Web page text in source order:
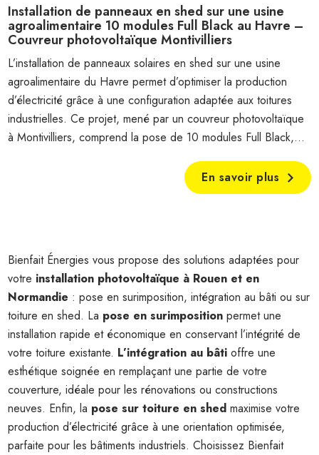
Installation de panneaux en shed sur une usine
agroalimentaire 10 modules Full Black au Havre –
Couvreur photovoltaïque Montivilliers
L’installation de panneaux solaires en shed sur une usine
agroalimentaire du Havre permet d’optimiser la production
d’électricité grâce à une configuration adaptée aux toitures
industrielles. Ce projet, mené par un couvreur photovoltaïque
à Montivilliers, comprend la pose de 10 modules Full Black,...
En savoir plus
Bienfait Énergies vous propose des solutions adaptées pour
votre installation photovoltaïque à Rouen et en
Normandie : pose en surimposition, intégration au bâti ou sur
toiture en shed. La pose en surimposition permet une
installation rapide et économique en conservant l’intégrité de
votre toiture existante. L’intégration au bâtioffre une
esthétique soignée en remplaçant une partie de votre
couverture, idéale pour les rénovations ou constructions
neuves. Enfin, la pose sur toiture en shedmaximise votre
production d’électricité grâce à une orientation optimisée,
parfaite pour les bâtiments industriels. Choisissez Bienfait